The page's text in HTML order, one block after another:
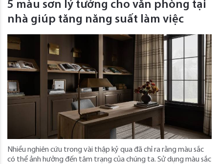
5 màu sơn lý tưởng cho văn phòng tại
nhà giúp tăng năng suất làm việc
Nhiều nghiên cứu trong vài thập kỷ qua đã chỉ ra rằng màu sắc
có thể ảnh hưởng đến tâm trạng của chúng ta. Sử dụng màu sắc